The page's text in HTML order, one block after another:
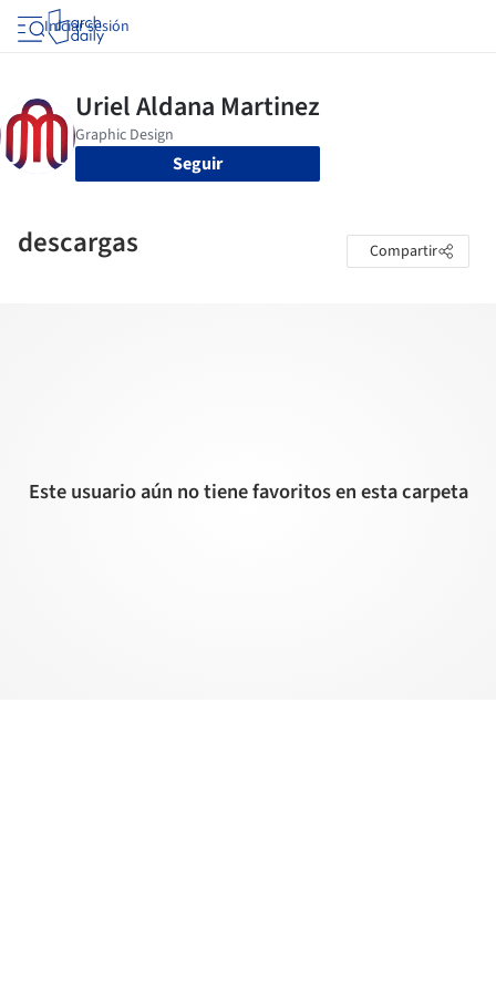
Iniciar sesión
Seguir
descargas Compartir
Este usuario aún no tiene favoritos en esta carpeta